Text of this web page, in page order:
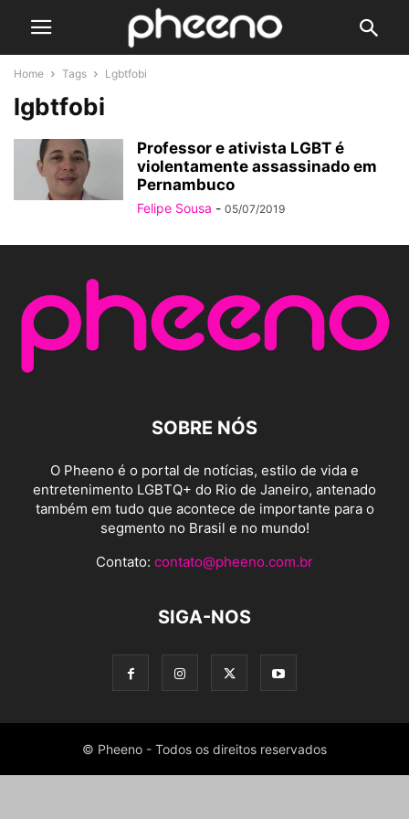
Home Tags Lgbtfobi
lgbtfobi
Professor e ativista LGBT é
violentamente assassinado em
Pernambuco
Felipe Sousa - 05/07/2019
SOBRE NÓS
O Pheeno é o portal de notícias, estilo de vida e
entretenimento LGBTQ+ do Rio de Janeiro, antenado
também em tudo que acontece de importante para o
segmento no Brasil e no mundo!
Contato: contato@pheeno.com.br
SIGA-NOS
© Pheeno - Todos os direitos reservados